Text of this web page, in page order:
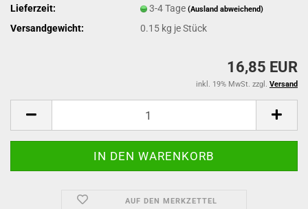
Lieferzeit:
3-4 Tage(Ausland abweichend)
Versandgewicht: 0.15 kg je Stück
16,85 EUR
inkl. 19% MwSt. zzgl. Versand
AUF DEN MERKZETTEL